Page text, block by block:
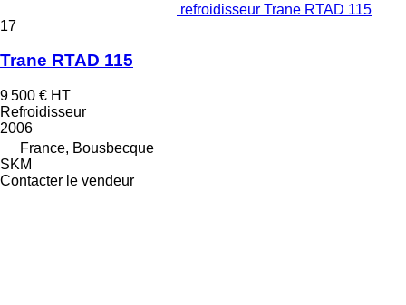
refroidisseur Trane RTAD 115
17
Trane RTAD 115
9 500 € HT
Refroidisseur
2006
France, Bousbecque
SKM
Contacter le vendeur